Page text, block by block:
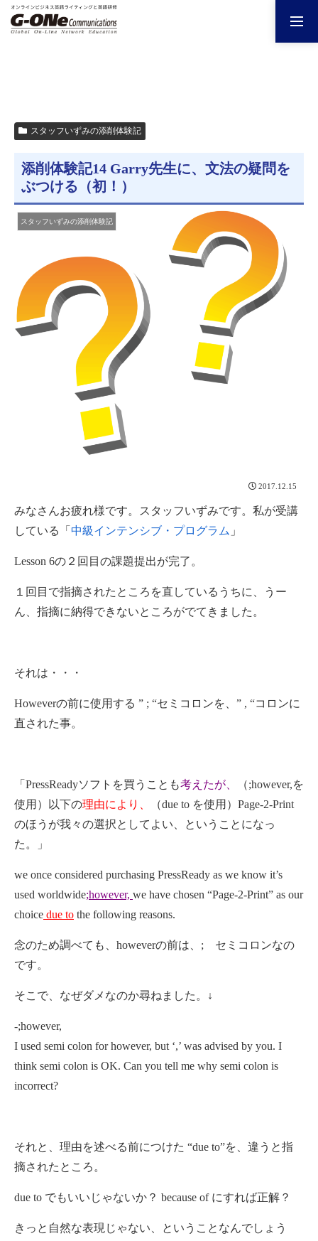
スタッフいずみの添削体験記
添削体験記14 Garry先生に、文法の疑問を
ぶつける（初！）
スタッフいずみの添削体験記
2017.12.15
みなさんお疲れ様です。スタッフいずみです。私が受講
している「 中級インテンシブ・プログラム 」
Lesson 6の２回目の課題提出が完了。
１回目で指摘されたところを直しているうちに、うー
ん、指摘に納得できないところがでてきました。
それは・・・
Howeverの前に使用する ” ; “セミコロンを、” , “コロンに
直された事。
「PressReadyソフトを買うことも考えたが、
（;however,を
使用）以下の理由により
（due to を使用）Page-2-Print
のほうが我々の選択としてよい、ということになっ
た。」
we once considered purchasing PressReady as we know it’s
used worldwide;however, we have chosen “Page-2-Print” as our
choice due to the following reasons.
念のため調べても、howeverの前は、; セミコロンなの
です。
そこで、なぜダメなのか尋ねました。↓
-;however,
I used semi colon for however, but ‘,’ was advised by you. I
think semi colon is OK. Can you tell me why semi colon is
incorrect?
それと、理由を述べる前につけた “due to”を、違うと指
摘されたところ。
due to でもいいじゃないか？ because of にすれば正解？
きっと自然な表現じゃない、ということなんでしょう